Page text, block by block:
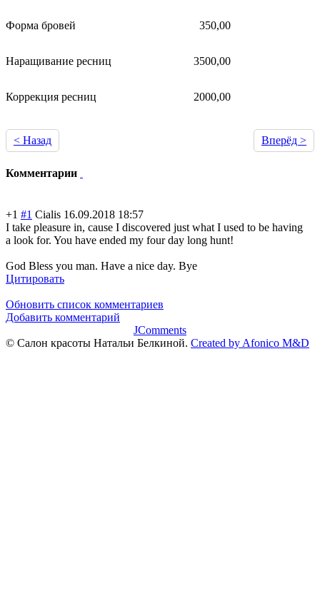
Форма бровей 350,00
Наращивание ресниц 3500,00
Коррекция ресниц 2000,00
< Назад Вперёд >
Комментарии
+1 #1 Сialis 16.09.2018 18:57
I take pleasure in, cause I discovered just what I used to be having
a look for. You have ended my four day long hunt!
God Bless you man. Have a nice day. Bye
Цитировать
Обновить список комментариев
Добавить комментарий
JComments
© Салон красоты Натальи Белкиной. Created by Afonico M&D